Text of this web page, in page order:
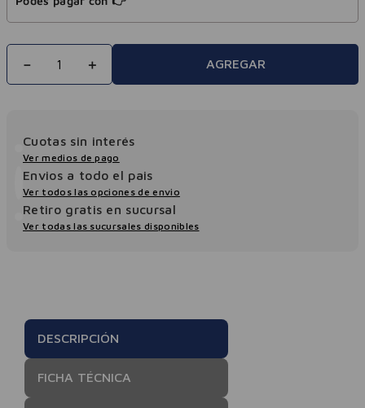
＋
－ AGREGAR
Cuotas sin interés
Ver medios de pago
Envios a todo el pais
Ver todos las opciones de envio
Retiro gratis en sucursal
Ver todas las sucursales disponibles
DESCRIPCIÓN
FICHA TÉCNICA